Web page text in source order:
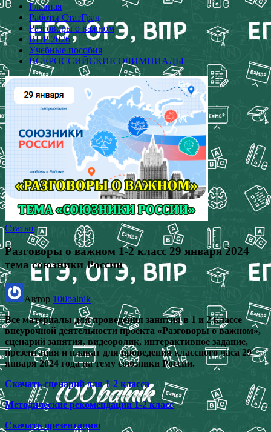
Главная
Работы СтатГрад
Разговоры о важном
ВПР 2026
Учебные пособия
ВСЕРОССИЙСКИЕ ОЛИМПИАДЫ
Статьи
Разговоры о важном 1-2 класс 29 января 2024
тема союзники России
Автор 100balnik
Все материалы для проведения занятия в 1 и 2 классе
внеурочной деятельности проекта «Разговоры о важном»,
сценарий занятия, видеоролик, интерактивное задание,
презентация и плакат для проведения классного часа 29
января 2024 года на тему союзники России.
Скачать сценарий для 1-2 класса
Методические рекомендации 1-2 класс
Скачать презентацию